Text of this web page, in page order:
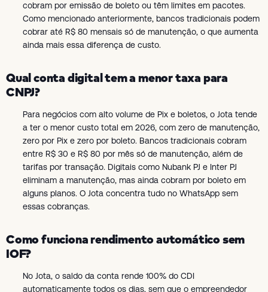
cobram por emissão de boleto ou têm limites em pacotes.
Como mencionado anteriormente, bancos tradicionais podem
cobrar até R$ 80 mensais só de manutenção, o que aumenta
ainda mais essa diferença de custo.
Qual conta digital tem a menor taxa para
CNPJ?
Para negócios com alto volume de Pix e boletos, o Jota tende
a ter o menor custo total em 2026, com zero de manutenção,
zero por Pix e zero por boleto. Bancos tradicionais cobram
entre R$ 30 e R$ 80 por mês só de manutenção, além de
tarifas por transação. Digitais como Nubank PJ e Inter PJ
eliminam a manutenção, mas ainda cobram por boleto em
alguns planos. O Jota concentra tudo no WhatsApp sem
essas cobranças.
Como funciona rendimento automático sem
IOF?
No Jota, o saldo da conta rende 100% do CDI
automaticamente todos os dias, sem que o empreendedor